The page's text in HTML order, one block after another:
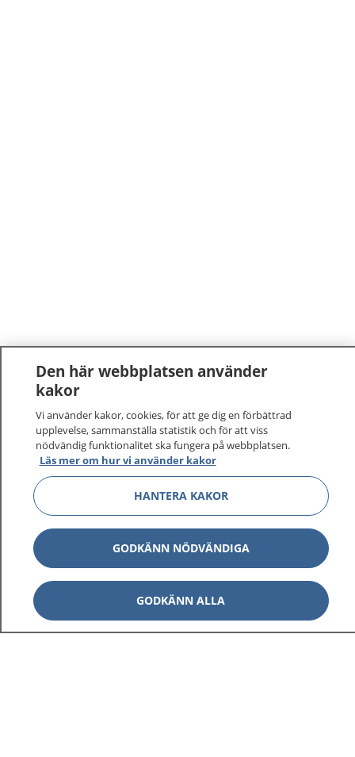
1177–tryggt om din hälsa och vård
På 1177.se får du råd om hälsa och information om
sjukdomar och vilka mottagningar du kan kontakta.
Logga in för att läsa din journal och göra dina
vårdärenden. Ring telefonnummer 1177 för
Den här webbplatsen använder
kakor
Vi använder kakor, cookies, för att ge dig en förbättrad
upplevelse, sammanställa statistik och för att viss
nödvändig funktionalitet ska fungera på webbplatsen.
Läs mer om hur vi använder kakor
HANTERA KAKOR
GODKÄNN NÖDVÄNDIGA
GODKÄNN ALLA